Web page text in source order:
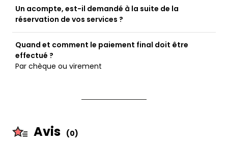
Un acompte, est-il demandé à la suite de la
réservation de vos services ?
Quand et comment le paiement final doit être
effectué ?
Par chèque ou virement
Avis (0)